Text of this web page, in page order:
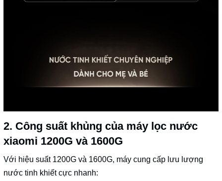
2. Công suất khủng của máy lọc nước
xiaomi 1200G và 1600G
Với hiệu suất 1200G và 1600G, máy cung cấp lưu lượng
nước tinh khiết cực nhanh: